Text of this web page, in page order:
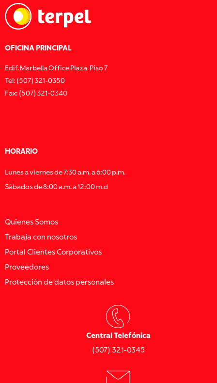
OFICINA PRINCIPAL
Edif. Marbella Office Plaza, Piso 7
Tel: (507) 321-0350
Fax: (507) 321-0340
HORARIO
Lunes a viernes de 7:30 a.m. a 6:00 p.m.
Sábados de 8:00 a.m. a 12:00 m.d
Quienes Somos
Trabaja con nosotros
Portal Clientes Corporativos
Proveedores
Protección de datos personales
Central Telefónica
(507) 321-0345